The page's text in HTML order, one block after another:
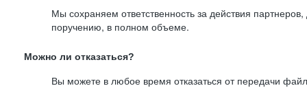
Мы сохраняем ответственность за действия
поручению, в полном объеме.
Можно ли отказаться?
Вы можете в любое время отказаться от передачи